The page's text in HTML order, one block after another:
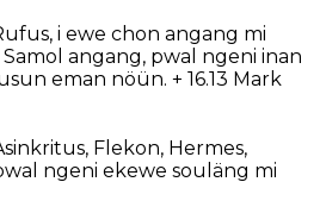
i ewe chon angang mi
angang, pwal ngeni inan
eman nöün. + 16.13 Mark
Flekon, Hermes,
ngeni ekewe souläng mi